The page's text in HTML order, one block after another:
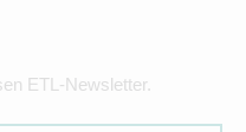
ETL-Newsletter.